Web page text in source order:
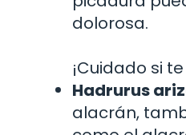
dolorosa.
¡Cuidado si
Hadrurus
alacrán,